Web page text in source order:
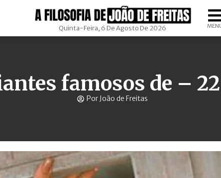
Quinta-Feira, 6 De Agosto De 2026
famosos de –
Por João de Freitas